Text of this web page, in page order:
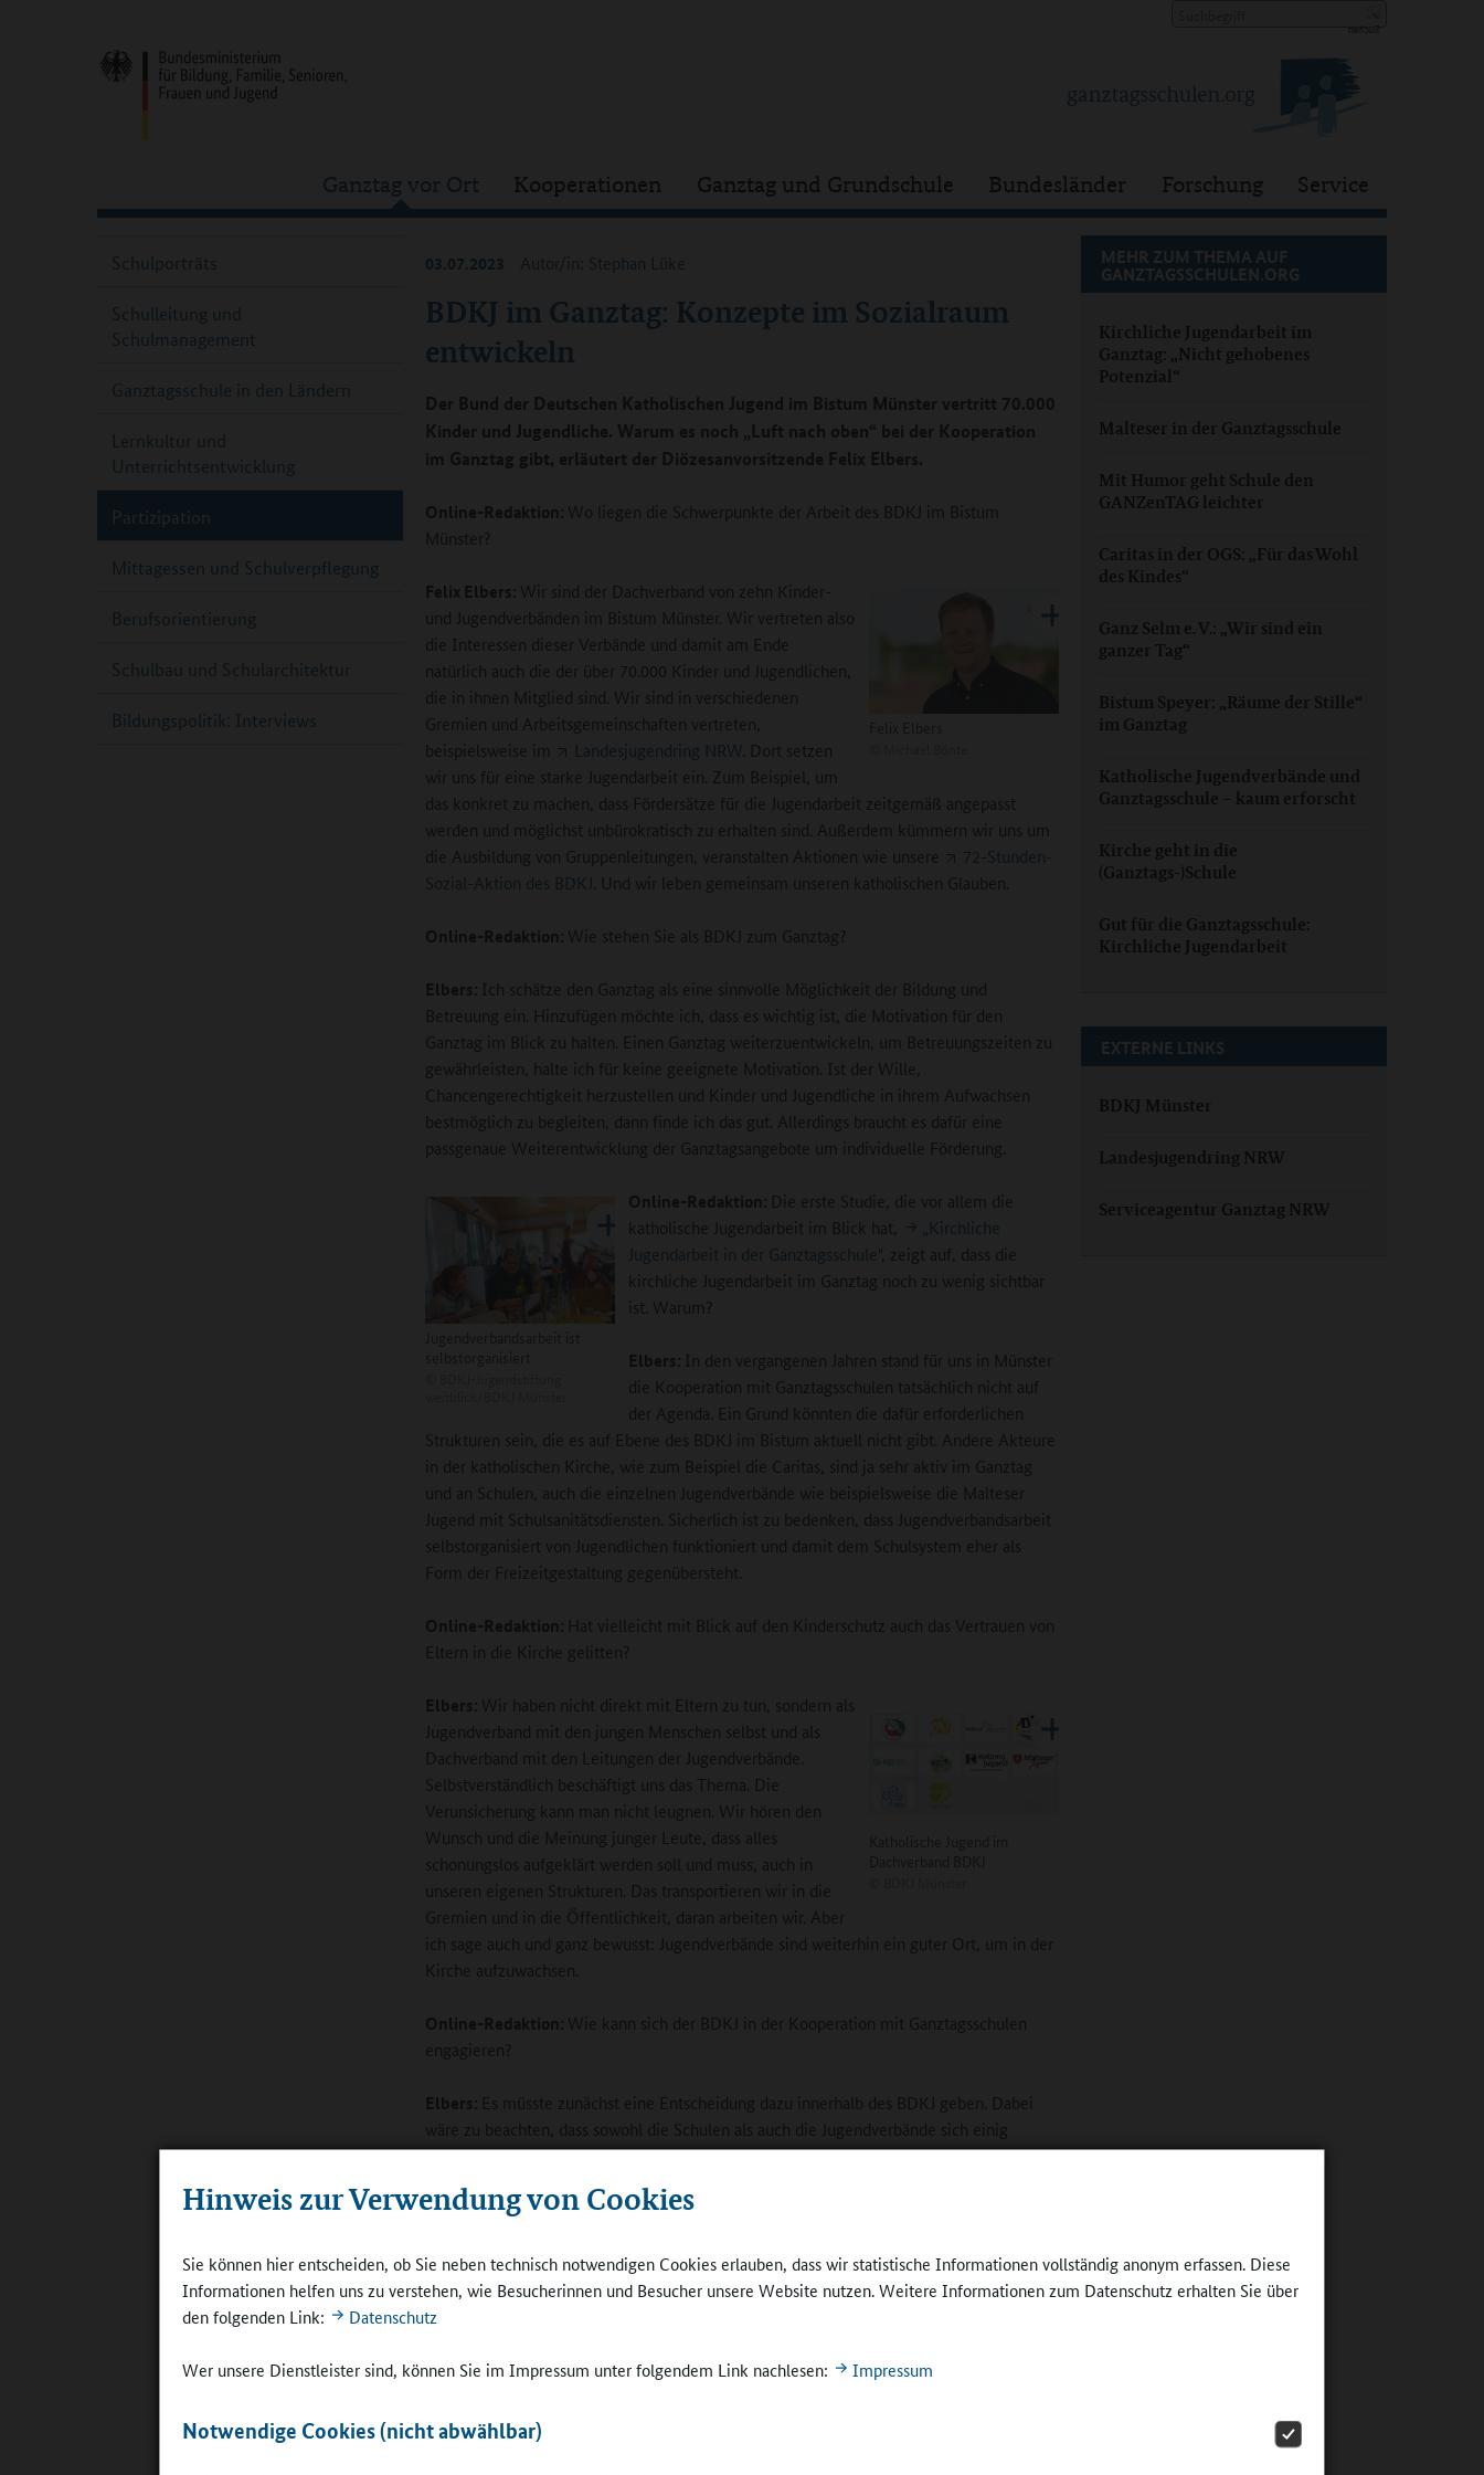
Hinweis zur Verwendung von Cookies
Sie können hier entscheiden, ob Sie neben technisch notwendigen Cookies erlauben, dass wir statistische Informationen vollständig anonym erfassen. Diese
Informationen helfen uns zu verstehen, wie Besucherinnen und Besucher unsere Website nutzen. Weitere Informationen zum Datenschutz erhalten Sie über
den folgenden Link:
Datenschutz
Wer unsere Dienstleister sind, können Sie im Impressum unter folgendem Link nachlesen: Impressum
Notwendige Cookies (nicht abwählbar)
Ganztag vor Ort Kooperationen Ganztag und Grundschule Bundesländer Forschung Service
BDKJ im Ganztag: Konzepte im Sozialraum
entwickeln
03.07.2023 Autor/in: Stephan Lüke
Der Bund der Deutschen Katholischen Jugend im Bistum Münster vertritt 70.000
Kinder und Jugendliche. Warum es noch „Luft nach oben“ bei der Kooperation
im Ganztag gibt, erläutert der Diözesanvorsitzende Felix Elbers.
Online-Redaktion: Wo liegen die Schwerpunkte der Arbeit des BDKJ im Bistum
Münster?
Felix Elbers: Wir sind der Dachverband von zehn Kinder-
und Jugendverbänden im Bistum Münster. Wir vertreten also
die Interessen dieser Verbände und damit am Ende
natürlich auch die der über 70.000 Kinder und Jugendlichen,
die in ihnen Mitglied sind. Wir sind in verschiedenen
Gremien und Arbeitsgemeinschaften vertreten,
beispielsweise im
Landesjugendring NRW . Dort setzen
wir uns für eine starke Jugendarbeit ein. Zum Beispiel, um
das konkret zu machen, dass Fördersätze für die Jugendarbeit zeitgemäß angepasst
werden und möglichst unbürokratisch zu erhalten sind. Außerdem kümmern wir uns um
die Ausbildung von Gruppenleitungen, veranstalten Aktionen wie unsere
72-Stunden-
Sozial-Aktion des BDKJ . Und wir leben gemeinsam unseren katholischen Glauben.
Online-Redaktion: Wie stehen Sie als BDKJ zum Ganztag?
Elbers: Ich schätze den Ganztag als eine sinnvolle Möglichkeit der Bildung und
Betreuung ein. Hinzufügen möchte ich, dass es wichtig ist, die Motivation für den
Ganztag im Blick zu halten. Einen Ganztag weiterzuentwickeln, um Betreuungszeiten zu
gewährleisten, halte ich für keine geeignete Motivation. Ist der Wille,
Chancengerechtigkeit herzustellen und Kinder und Jugendliche in ihrem Aufwachsen
bestmöglich zu begleiten, dann finde ich das gut. Allerdings braucht es dafür eine
passgenaue Weiterentwicklung der Ganztagsangebote um individuelle Förderung.
Online-Redaktion: Die erste Studie, die vor allem die
katholische Jugendarbeit im Blick hat,
„Kirchliche
Jugendarbeit in der Ganztagsschule", zeigt auf, dass die
kirchliche Jugendarbeit im Ganztag noch zu wenig sichtbar
ist. Warum?
Elbers: In den vergangenen Jahren stand für uns in Münster
die Kooperation mit Ganztagsschulen tatsächlich nicht auf
der Agenda. Ein Grund könnten die dafür erforderlichen
Strukturen sein, die es auf Ebene des BDKJ im Bistum aktuell nicht gibt. Andere Akteure
in der katholischen Kirche, wie zum Beispiel die Caritas, sind ja sehr aktiv im Ganztag
und an Schulen, auch die einzelnen Jugendverbände wie beispielsweise die Malteser
Jugend mit Schulsanitätsdiensten. Sicherlich ist zu bedenken, dass Jugendverbandsarbeit
selbstorganisiert von Jugendlichen funktioniert und damit dem Schulsystem eher als
Form der Freizeitgestaltung gegenübersteht.
Online-Redaktion: Hat vielleicht mit Blick auf den Kinderschutz auch das Vertrauen von
Eltern in die Kirche gelitten?
Elbers: Wir haben nicht direkt mit Eltern zu tun, sondern als
Jugendverband mit den jungen Menschen selbst und als
Dachverband mit den Leitungen der Jugendverbände.
Selbstverständlich beschäftigt uns das Thema. Die
Verunsicherung kann man nicht leugnen. Wir hören den
Wunsch und die Meinung junger Leute, dass alles
schonungslos aufgeklärt werden soll und muss, auch in
unseren eigenen Strukturen. Das transportieren wir in die
Gremien und in die Öffentlichkeit, daran arbeiten wir. Aber
ich sage auch und ganz bewusst: Jugendverbände sind weiterhin ein guter Ort, um in der
Kirche aufzuwachsen.
Online-Redaktion: Wie kann sich der BDKJ in der Kooperation mit Ganztagsschulen
engagieren?
Elbers: Es müsste zunächst eine Entscheidung dazu innerhalb des BDKJ geben. Dabei
wäre zu beachten, dass sowohl die Schulen als auch die Jugendverbände sich einig
darüber werden, was jeweils geleistet werden soll. Die in der Studie der Universität
Systemen sind, denke ich, auszuhalten und teilweise auszuräumen, solange beide
Experimente einlassen, mit Ehrenamtlichen zu arbeiten, und flexibel sein im Hinblick
auf Zeiten und Räumlichkeiten. So könnte es eine Chance sein, ein Angebot zum
Beispiel erstmal nur einmal im Monat anzubieten und dazu möglicherweise auch das
das Prinzip der Freiwilligkeit und der Ehrenamtlichkeit im Schulkontext verstehen
denke ich, zu bewältigen ist.
MEHR ZUM THEMA AUF
GANZTAGSSCHULEN.ORG
Kirchliche Jugendarbeit im
Ganztag: „Nicht gehobenes
Potenzial“
Malteser in der Ganztagsschule
Mit Humor geht Schule den
GANZenTAG leichter
Caritas in der OGS: „Für das Wohl
des Kindes“
Ganz Selm e. V.: „Wir sind ein
ganzer Tag“
Bistum Speyer: „Räume der Stille“
im Ganztag
Katholische Jugendverbände und
Ganztagsschule – kaum erforscht
Kirche geht in die
(Ganztags-)Schule
Gut für die Ganztagsschule:
Kirchliche Jugendarbeit
EXTERNE LINKS
BDKJ Münster
Landesjugendring NRW
Serviceagentur Ganztag NRW
Schulporträts
Schulleitung und
Schulmanagement
Ganztagsschule in den Ländern
Lernkultur und
Unterrichtsentwicklung
Partizipation
Mittagessen und Schulverpflegung
Berufsorientierung
Schulbau und Schularchitektur
Bildungspolitik: Interviews